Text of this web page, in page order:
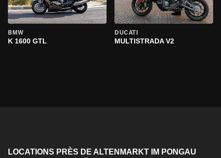
BMW
K 1600 GTL
DUCATI
MULTISTRADA V2
LOCATIONS PRÈS DE ALTENMARKT IM PONGAU